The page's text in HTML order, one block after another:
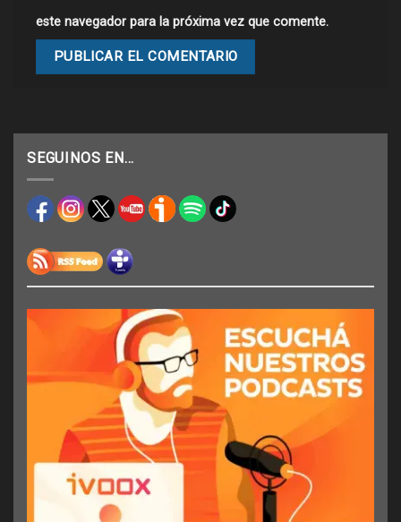
este navegador para la próxima vez que comente.
SEGUINOS EN…